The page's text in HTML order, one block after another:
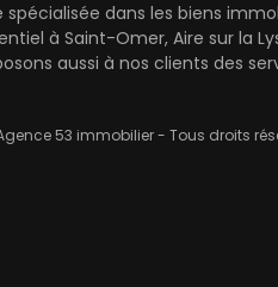
dans les biens
à Saint-Omer, Aire sur la
aussi à nos clients des
53 immobilier - Tous droits